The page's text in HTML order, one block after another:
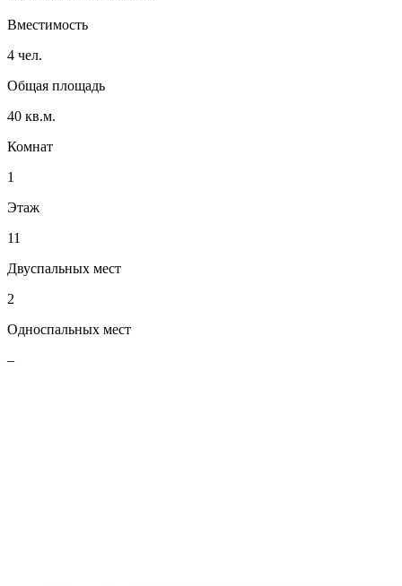
Вместимость
4 чел.
Общая площадь
40 кв.м.
Комнат
1
Этаж
11
Двуспальных мест
2
Односпальных мест
–